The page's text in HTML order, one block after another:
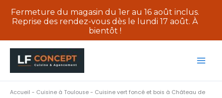
Aller
contenu
Accueil - Cuisine à Toulouse - Cuisine vert foncé et bois à Château de
Fermeture du magasin du 1er au 16 août inclus.
Reprise des rendez-vous dès le lundi 17 août. À
bientôt !